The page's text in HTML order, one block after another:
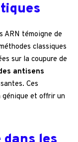
ARN témoigne de
classiques
sur la coupure de
antisens
Ces
génique et offrir un